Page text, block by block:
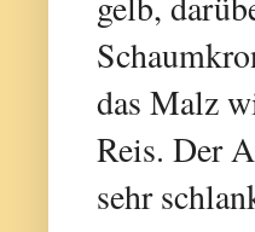
das Malz
Reis. Der
sehr